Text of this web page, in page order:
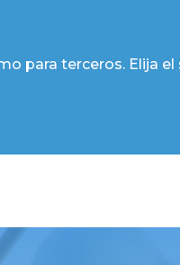
para terceros. Elija el